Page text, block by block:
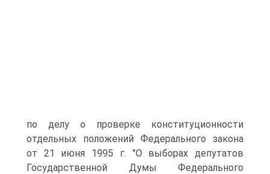
по делу о проверке конституционности
отдельных положений Федерального закона
от 21 июня 1995 г. "О выборах депутатов
Государственной Думы Федерального